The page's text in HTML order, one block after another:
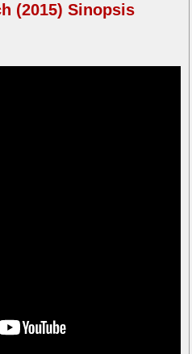
(2015) Sinopsis